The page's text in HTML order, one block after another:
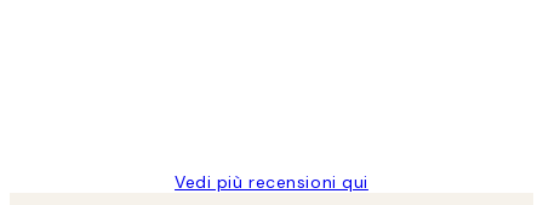
Vedi più recensioni qui